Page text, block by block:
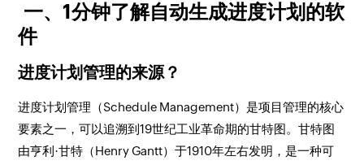
一、1分钟了解自动生成进度计划的软
件
进度计划管理的来源？
进度计划管理（Schedule Management）是项目管理的核心
要素之一，可以追溯到19世纪工业革命期的甘特图。甘特图
由亨利·甘特（Henry Gantt）于1910年左右发明，是一种可